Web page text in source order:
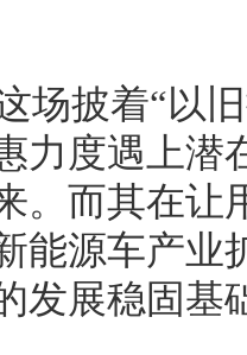
场披着“以
力度遇上潜
。而其在让
能源车产业
发展稳固基